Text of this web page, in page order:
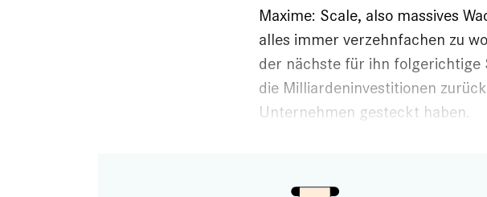
Maxime: Scale, also massives
alles immer verzehnfachen zu
der nächste für ihn folgerichtige
die Milliardeninvestitionen
Unternehmen gesteckt haben.